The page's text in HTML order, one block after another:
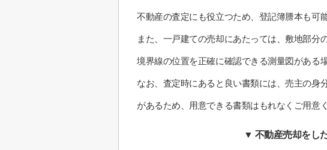
不動産の査定にも役立つため、登記簿謄本も可
また、一戸建ての売却にあたっては、敷地部分
境界線の位置を正確に確認できる測量図がある
なお、査定時にあると良い書類には、売主の身
があるため、用意できる書類はもれなくご用意く
▼ 不動産売却をし